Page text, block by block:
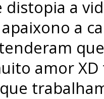
distopia a
a
amor